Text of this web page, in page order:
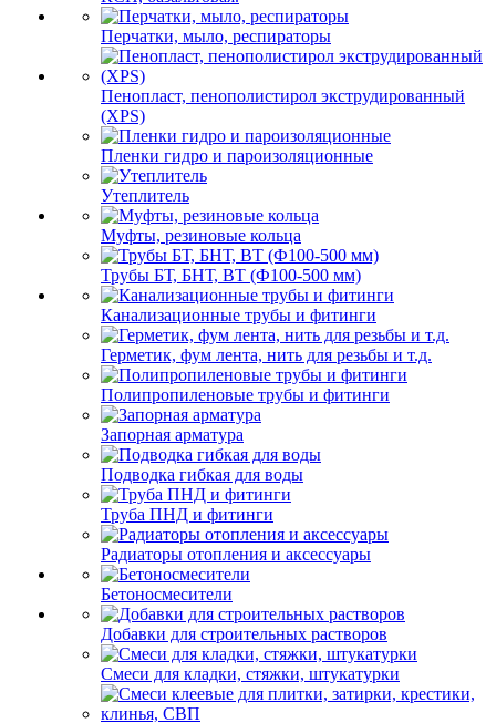
Перчатки, мыло, респираторы
Пенопласт, пенополистирол экструдированный
(XPS)
Пленки гидро и пароизоляционные
Утеплитель
Муфты, резиновые кольца
Трубы БТ, БНТ, ВТ (Ф100-500 мм)
Канализационные трубы и фитинги
Герметик, фум лента, нить для резьбы и т.д.
Полипропиленовые трубы и фитинги
Запорная арматура
Подводка гибкая для воды
Труба ПНД и фитинги
Радиаторы отопления и аксессуары
Бетоносмесители
Добавки для строительных растворов
Смеси для кладки, стяжки, штукатурки